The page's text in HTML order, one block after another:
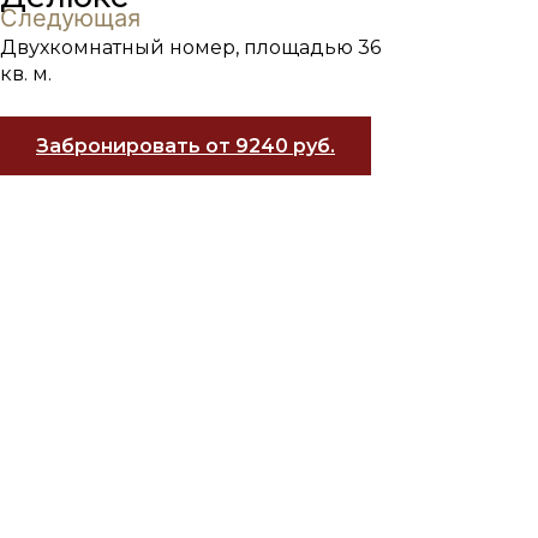
Следующая
Двухкомнатный номер, площадью 36
кв. м.
Забронировать от 9240 руб.